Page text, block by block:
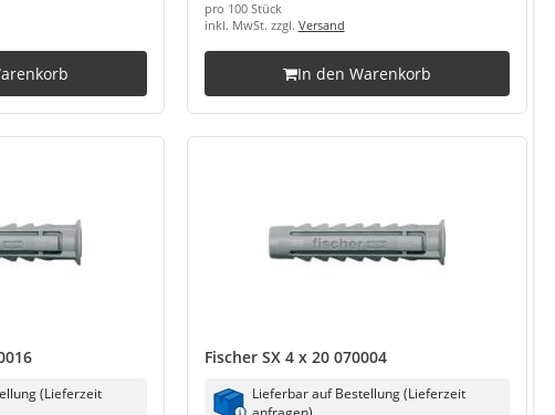
pro 100 Stück
inkl. MwSt. zzgl. Versand
In den Warenkorb
(Lieferzeit
Fischer SX 4 x 20 070004
Lieferbar auf Bestellung (Lieferzeit